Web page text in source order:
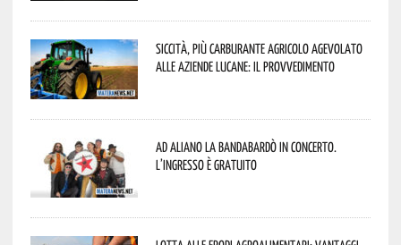
Siccità, più carburante agricolo agevolato
alle aziende lucane: il provvedimento
Ad Aliano la Bandabardò in concerto.
L’ingresso è gratuito